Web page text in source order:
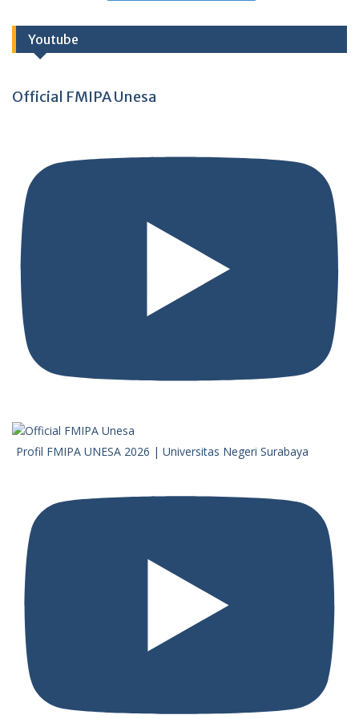
Youtube
Official FMIPA Unesa
Profil FMIPA UNESA 2026 | Universitas Negeri Surabaya